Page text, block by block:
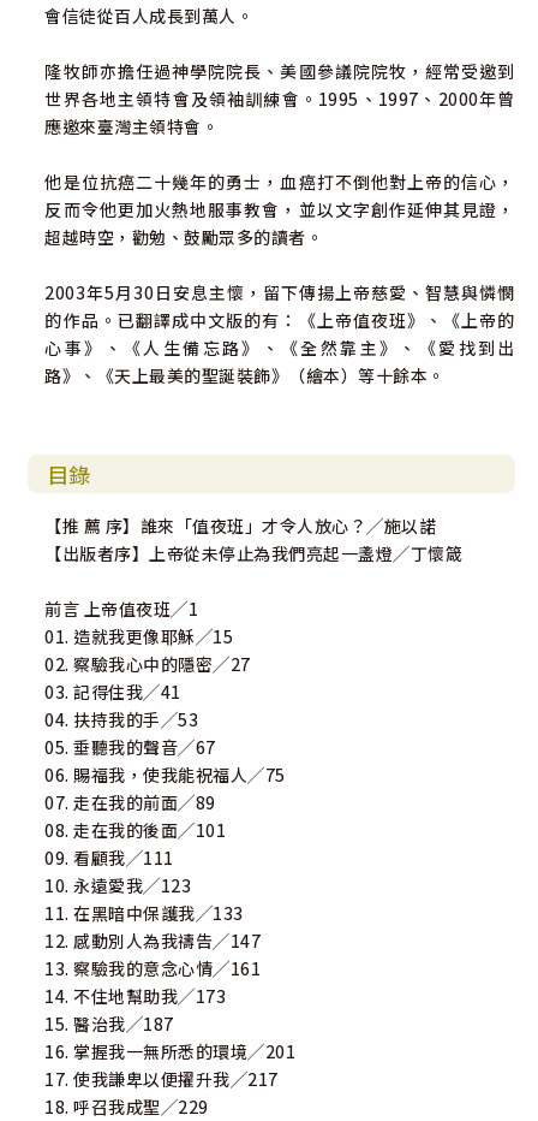
會信徒從百人成長到萬人。
隆牧師亦擔任過神學院院長、美國參議院院牧，經常受邀到
世界各地主領特會及領袖訓練會。1995、1997、2000年曾
應邀來臺灣主領特會。
他是位抗癌二十幾年的勇士，血癌打不倒他對上帝的信心，
反而令他更加火熱地服事教會，並以文字創作延伸其見證，
超越時空，勸勉、鼓勵眾多的讀者。
2003年5月30日安息主懷，留下傳揚上帝慈愛、智慧與憐憫
的作品。已翻譯成中文版的有：《上帝值夜班》、《上帝的
心事》、《人生備忘路》、《全然靠主》、《愛找到出
路》、《天上最美的聖誕裝飾》（繪本）等十餘本。
目錄
【推 薦 序】誰來「值夜班」才令人放心？╱施以諾
【出版者序】上帝從未停止為我們亮起一盞燈╱丁懷箴
前言 上帝值夜班╱1
01. 造就我更像耶穌╱15
02. 察驗我心中的隱密╱27
03. 記得住我╱41
04. 扶持我的手╱53
05. 垂聽我的聲音╱67
06. 賜福我，使我能祝福人╱75
07. 走在我的前面╱89
08. 走在我的後面╱101
09. 看顧我╱111
10. 永遠愛我╱123
11. 在黑暗中保護我╱133
12. 感動別人為我禱告╱147
13. 察驗我的意念心情╱161
14. 不住地幫助我╱173
15. 醫治我╱187
16. 掌握我一無所悉的環境╱201
17. 使我謙卑以便擢升我╱217
18. 呼召我成聖╱229